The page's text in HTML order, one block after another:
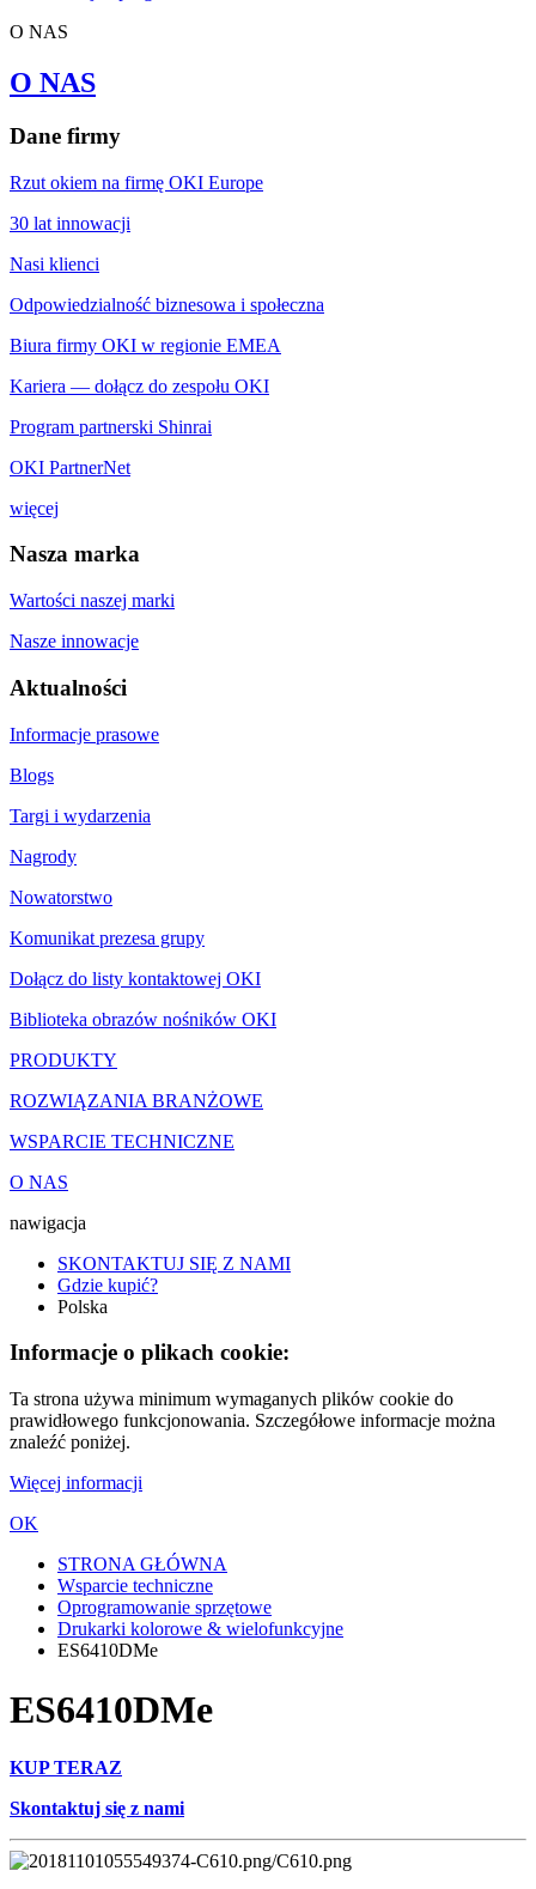
O NAS
O NAS
Dane firmy
Rzut okiem na firmę OKI Europe
30 lat innowacji
Nasi klienci
Odpowiedzialność biznesowa i społeczna
Biura firmy OKI w regionie EMEA
Kariera — dołącz do zespołu OKI
Program partnerski Shinrai
OKI PartnerNet
więcej
Nasza marka
Wartości naszej marki
Nasze innowacje
Aktualności
Informacje prasowe
Blogs
Targi i wydarzenia
Nagrody
Nowatorstwo
Komunikat prezesa grupy
Dołącz do listy kontaktowej OKI
Biblioteka obrazów nośników OKI
PRODUKTY
ROZWIĄZANIA BRANŻOWE
WSPARCIE TECHNICZNE
O NAS
nawigacja
SKONTAKTUJ SIĘ Z NAMI
Gdzie kupić?
Polska
Informacje o plikach cookie:
Ta strona używa minimum wymaganych plików cookie do
prawidłowego funkcjonowania. Szczegółowe informacje można
znaleźć poniżej.
Więcej informacji
OK
STRONA GŁÓWNA
Wsparcie techniczne
Oprogramowanie sprzętowe
Drukarki kolorowe & wielofunkcyjne
ES6410DMe
ES6410DMe
KUP TERAZ
Skontaktuj się z nami